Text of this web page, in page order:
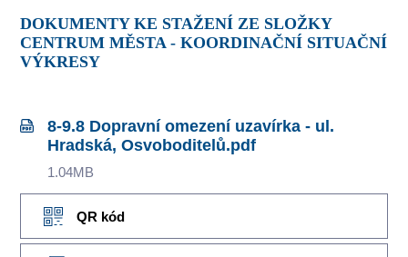
DOKUMENTY KE STAŽENÍ ZE SLOŽKY
CENTRUM MĚSTA - KOORDINAČNÍ SITUAČNÍ
VÝKRESY
8-9.8 Dopravní omezení uzavírka - ul.
Hradská, Osvoboditelů.pdf
1.04MB
QR kód